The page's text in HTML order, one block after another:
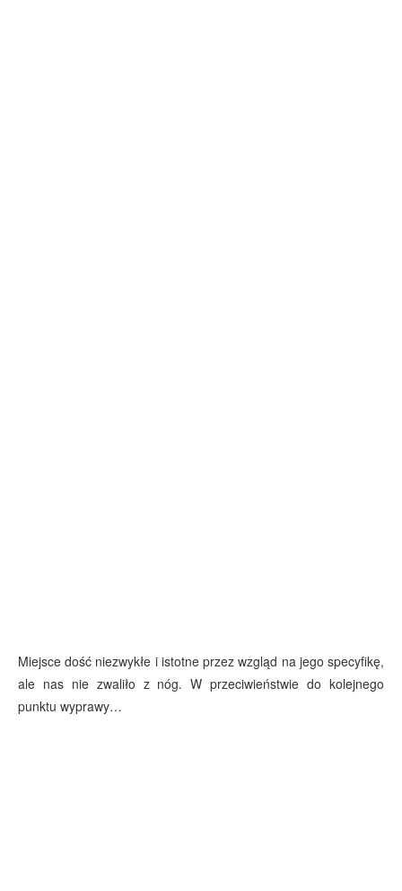
Miejsce dość niezwykłe i istotne przez wzgląd na jego specyfikę,
ale nas nie zwaliło z nóg. W przeciwieństwie do kolejnego
punktu wyprawy…